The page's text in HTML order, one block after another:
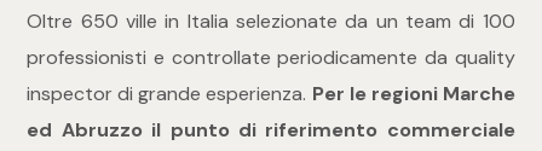
Oltre 650 ville in Italia selezionate da un team di 100
professionisti e controllate periodicamente da quality
inspector di grande esperienza. Per le regioni Marche
ed Abruzzo il punto di riferimento commerciale